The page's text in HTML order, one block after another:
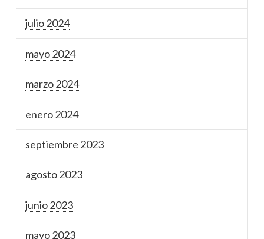
julio 2024
mayo 2024
marzo 2024
enero 2024
septiembre 2023
agosto 2023
junio 2023
mayo 2023